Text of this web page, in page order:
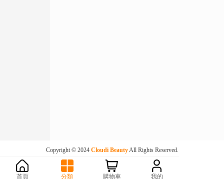
首頁 分類 購物車 我的
Copyright © 2024 Cloudi BeautyAll Rights Reserved.